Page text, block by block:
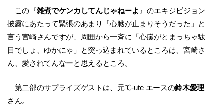
この『雑煮でケンカしてんじゃねーよ 』のエキジビジョン
披露にあたって緊張のあまり「心臓が止まりそうだった」と
言う宮崎さんですが、周囲から一斉に「心臓がとまっちゃ駄
目でしょ、ゆかにゃ」と突っ込まれているところは、宮崎さ
ん、愛されてんなーと思えるところ。
第二部のサプライズゲストは、元℃-ute エースの鈴木愛理
さん。